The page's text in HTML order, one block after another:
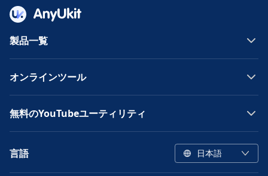
製品一覧
オンラインツール
無料のYouTubeユーティリティ
言語 日本語